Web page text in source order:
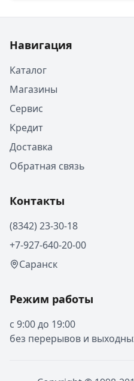
Навигация
Каталог
Магазины
Сервис
Кредит
Доставка
Обратная связь
Контакты
(8342) 23-30-18
+7-927-640-20-00
Саранск
Режим работы
с 9:00 до 19:00
без перерывов и